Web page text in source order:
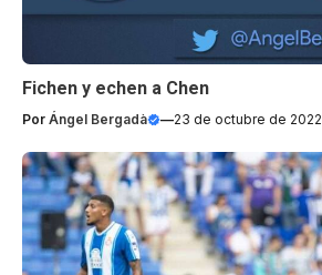
Fichen y echen a Chen
Por Ángel Bergadà —23 de octubre de 2022